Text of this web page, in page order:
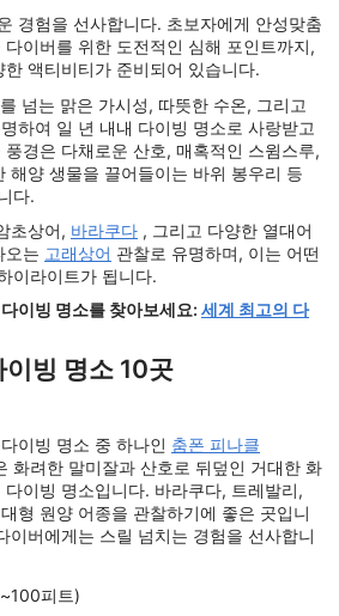
경험을 선사합니다. 초보자에게 안성맞춤
이버를 위한 도전적인 심해 포인트까지,
액티비티가 준비되어 있습니다.
넘는 맑은 가시성, 따뜻한 수온, 그리고
하여 일 년 내내 다이빙 명소로 사랑받고
경은 다채로운 산호, 매혹적인 스윔스루,
해양 생물을 끌어들이는 바위 봉우리 등
다.
초상어, 바라쿠다 , 그리고 다양한 열대어
오는 고래상어 관찰로 유명하며, 이는 어떤
이라이트가 됩니다.
이빙 명소를 찾아보세요: 세계 최고의 다
빙 명소 10곳
이빙 명소 중 하나인 춤폰 피나클
화려한 말미잘과 산호로 뒤덮인 거대한 화
이빙 명소입니다. 바라쿠다, 트레발리,
형 원양 어종을 관찰하기에 좋은 곳입니
이버에게는 스릴 넘치는 경험을 선사합니
피트)